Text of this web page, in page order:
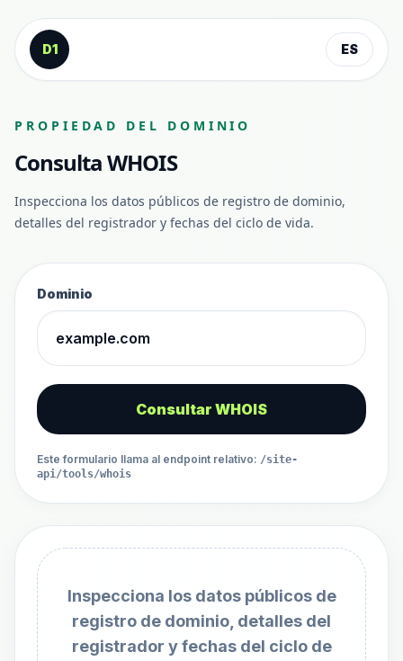
Saltar al contenido
D1
ES
PROPIEDAD DEL DOMINIO
Consulta WHOIS
Inspecciona los datos públicos de registro de dominio,
detalles del registrador y fechas del ciclo de vida.
Dominio
Consultar WHOIS
Este formulario llama al endpoint relativo: /site-
api/tools/whois
Inspecciona los datos públicos de
registro de dominio, detalles del
registrador y fechas del ciclo de